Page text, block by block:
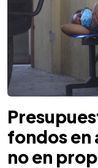
fondos en
no en